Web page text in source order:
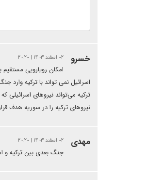
خسرو ۰۲ اسفند ۱۴۰۳ | ۲۰:۲۰
امکان رویارویی
اسرائیل نمی تواند با ترکیه وارد
ترکیه می‌تواند نیروهای
نیروهای ترکیه را در سوریه هدف
مهدی ۰۲ اسفند ۱۴۰۳ | ۲۰:۲۰
جنگ بعدی بین ترکیه و